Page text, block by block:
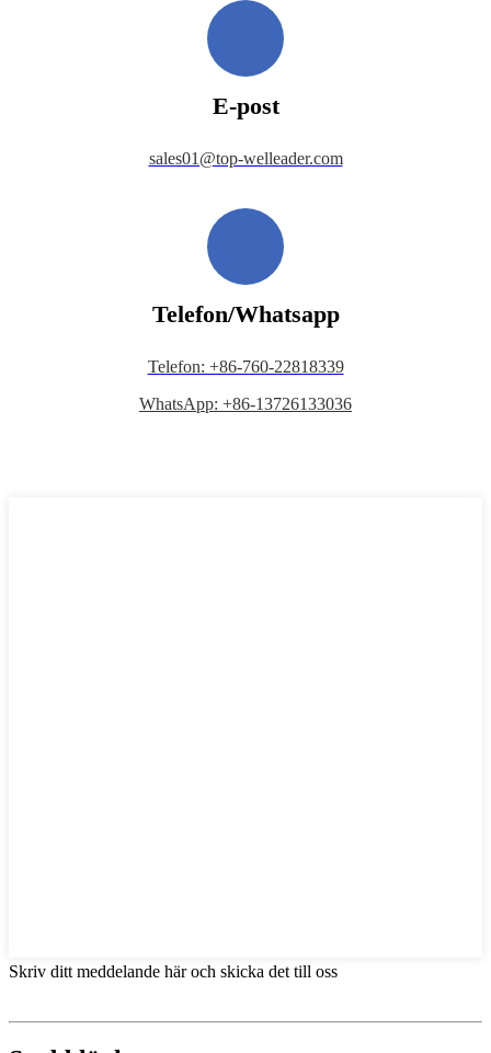
E-post
sales01@top-welleader.com
Telefon/Whatsapp
Telefon: +86-760-22818339
WhatsApp: +86-13726133036
Skriv ditt meddelande här och skicka det till oss